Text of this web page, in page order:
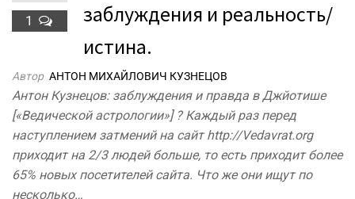
1
заблуждения и реальность/
истина.
Автор АНТОН МИХАЙЛОВИЧ КУЗНЕЦОВ
Антон Кузнецов: заблуждения и правда в Джйотише
[«Ведической астрологии»] ? Каждый раз перед
наступлением затмений на сайт http://Vedavrat.org
приходит на 2/3 людей больше, то есть приходит более
65% новых посетителей сайта. Что же они ищут по
несколько…